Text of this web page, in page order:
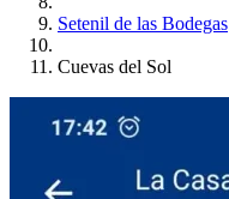
Setenil de las Bodegas
Cuevas del Sol